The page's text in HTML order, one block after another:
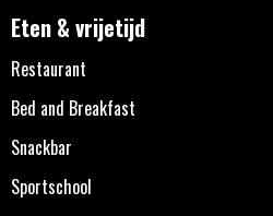
Eten & vrijetijd
Restaurant
Bed and Breakfast
Snackbar
Sportschool